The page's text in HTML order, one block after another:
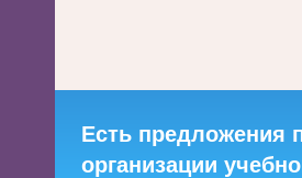
Есть предложения
организации